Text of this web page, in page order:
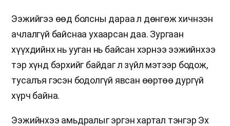
Ээжийгээ өөд болсны дараа л дөнгөж хичнээн
ачлалгүй байснаа ухаарсан даа. Зургаан
хүүхдийнх нь ууган нь байсан хэрнээ ээжийнхээ
тэр хүнд бэрхийг байдаг л зүйл мэтээр бодож,
тусалъя гэсэн бодолгүй явсан өөртөө дургүй
хүрч байна.
Ээжийнхээ амьдралыг эргэн хартал тэнгэр Эх